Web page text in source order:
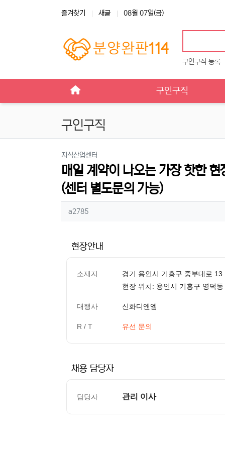
즐겨찾기 새글 08월 07일(금)
구인구직 등록
구인구직
구인구직
지식산업센터
매일 계약이 나오는 가장 핫한
(센터 별도문의 가능)
작성자 정보
a2785작성
현장안내
소재지
경기 용인시 기흥구 중부대로 13
현장 위치: 용인시 기흥구 영덕
대행사 신화디앤엠
R / T 유선 문의
채용 담당자
담당자 관리 이사